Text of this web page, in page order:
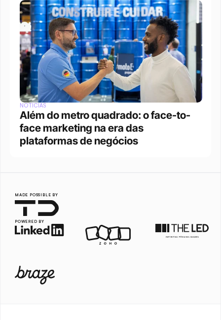
NOTÍCIAS
Além do metro quadrado: o face-to-
face marketing na era das
plataformas de negócios
MADE POSSIBLE BY
POWERED BY